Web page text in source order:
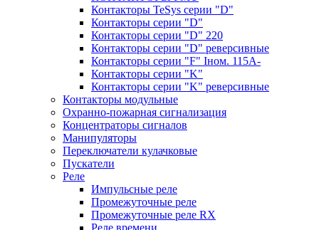
Контакторы TeSys серии "D"
Контакторы серии "D"
Контакторы серии "D" 220
Контакторы серии "D" реверсивные
Контакторы серии "F" Iном. 115А-
Контакторы серии "K"
Контакторы серии "K" реверсивные
Контакторы модульные
Охранно-пожарная сигнализация
Концентраторы сигналов
Манипуляторы
Переключатели кулачковые
Пускатели
Реле
Импульсные реле
Промежуточные реле
Промежуточные реле RX
Реле времени